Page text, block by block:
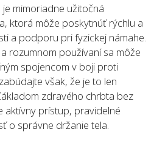
mimoriadne užitočná
ktorá môže poskytnúť rýchlu a
a podporu pri fyzickej námahe.
rozumnom používaní sa môže
spojencom v boji proti
však, že je to len
zdravého chrbta bez
aktívny prístup, pravidelné
o správne držanie tela.